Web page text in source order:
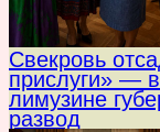
Свекровь
прислуги» —
лимузине
развод